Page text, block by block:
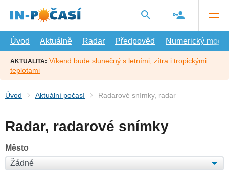
hlavní
Úvod
Aktuálně Radar Předpověď Numerický model
AKTUALITA: Víkend bude slunečný s letními, zítra i tropickými
teplotami
Úvod Aktuální počasí Radarové snímky, radar
Radar, radarové snímky
Město